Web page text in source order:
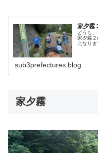
家夕霧
どうも
家夕霧
になり
sub3prefectures.blog
家夕霧